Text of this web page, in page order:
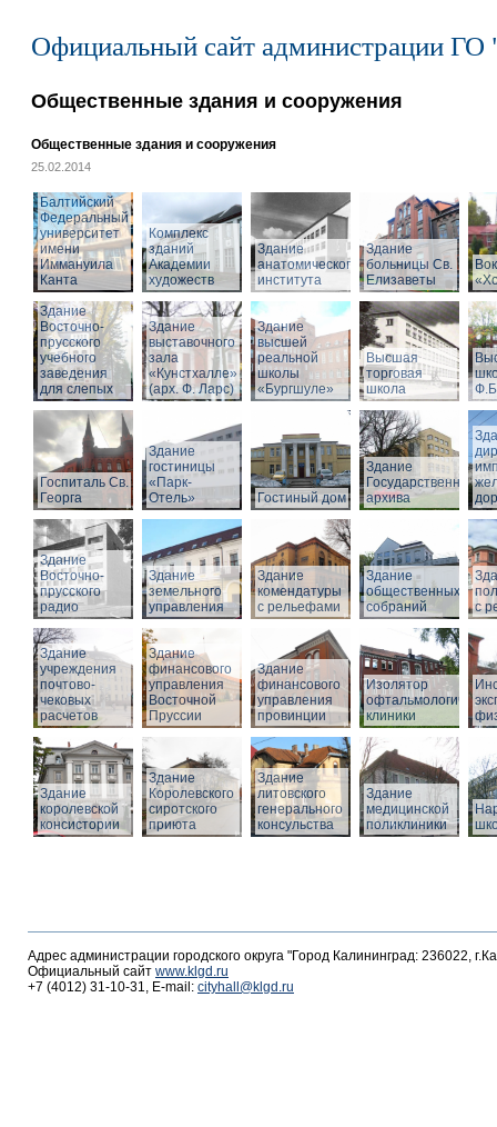
Официальный сайт администрации ГО
Общественные здания и сооружения
Общественные здания и сооружения
25.02.2014
Балтийский
Федеральный
университет
имени
Иммануила
Канта
Комплекс
зданий
Академии
художеств
Здание
анатомического
института
Здание
больницы Св.
Елизаветы
Здание
Восточно-
прусского
учебного
заведения
для слепых
Здание
выставочного
зала
«Кунстхалле»
(арх. Ф. Ларс)
Здание
высшей
реальной
школы
«Бургшуле»
Высшая
торговая
школа
Госпиталь Св.
Георга
Здание
гостиницы
«Парк-
Отель»
Гостиный дом
Здание
Государственного
архива
Здание
Восточно-
прусского
радио
Здание
земельного
управления
Здание
комендатуры
с рельефами
Здание
общественных
собраний
с
Здание
учреждения
почтово-
чековых
расчетов
Здание
финансового
управления
Восточной
Пруссии
Здание
финансового
управления
провинции
Изолятор
клиники
Здание
королевской
консистории
Здание
Королевского
сиротского
приюта
Здание
литовского
генерального
консульства
Здание
медицинской
поликлиники
Адрес администрации городского округа "Город Калининград: 236022,
Официальный сайт www.klgd.ru
+7 (4012) 31-10-31, E-mail: cityhall@klgd.ru